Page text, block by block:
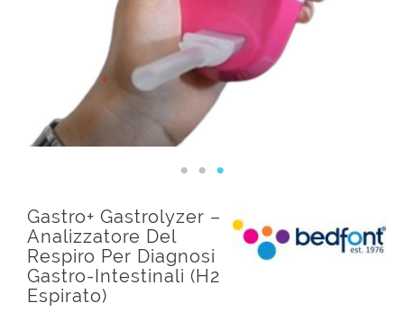
Gastro+ Gastrolyzer –
Analizzatore Del
Respiro Per Diagnosi
Gastro-Intestinali (H2
Espirato)